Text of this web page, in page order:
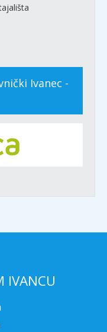
Ivanec -
IVANCU